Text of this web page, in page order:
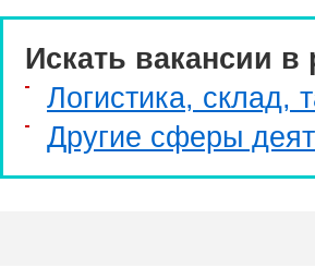
Искать вакансии в
Логистика, склад,
Другие сферы